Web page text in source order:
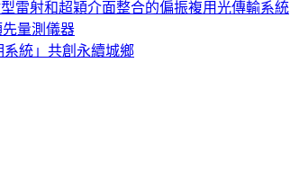
雷射和超穎介面整合的偏振複用光傳輸系統
先量測儀器
統」共創永續城鄉